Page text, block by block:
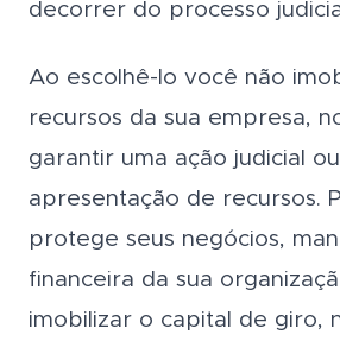
decorrer do processo
Ao escolhê-lo você não
recursos da sua empresa,
garantir uma ação judicial
apresentação de recursos.
protege seus negócios,
financeira da sua
imobilizar o capital de giro,